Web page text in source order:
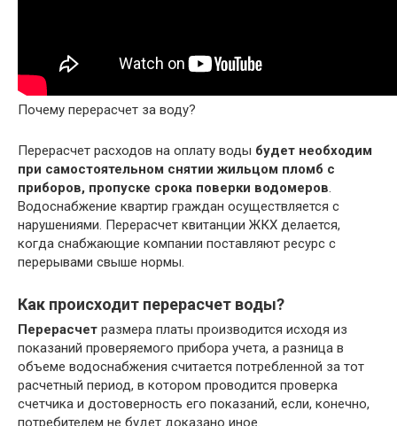
Почему перерасчет за воду?
Перерасчет расходов на оплату воды будет необходим
при самостоятельном снятии жильцом пломб с
приборов, пропуске срока поверки водомеров.
Водоснабжение квартир граждан осуществляется с
нарушениями. Перерасчет квитанции ЖКХ делается,
когда снабжающие компании поставляют ресурс с
перерывами свыше нормы.
Как происходит перерасчет воды?
Перерасчет размера платы производится исходя из
показаний проверяемого прибора учета, а разница в
объеме водоснабжения считается потребленной за тот
расчетный период, в котором проводится проверка
счетчика и достоверность его показаний, если, конечно,